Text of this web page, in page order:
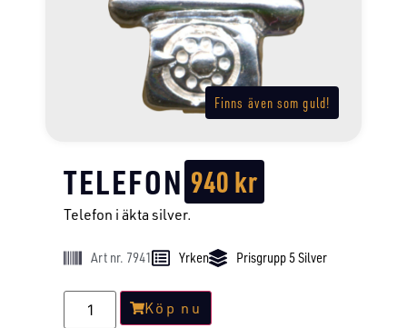
Finns även som guld!
TELEFON 940kr
Telefon i äkta silver.
Art nr. 7941 Yrken Prisgrupp 5 Silver
Köp nu